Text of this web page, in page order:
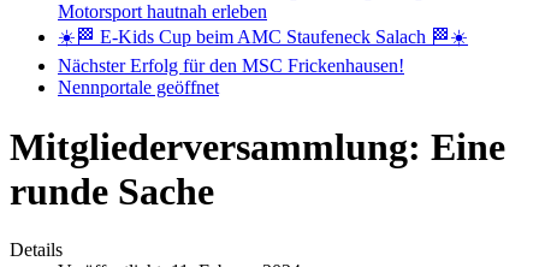
Motorsport hautnah erleben
☀️🏁 E-Kids Cup beim AMC Staufeneck Salach 🏁☀️
Nächster Erfolg für den MSC Frickenhausen!
Nennportale geöffnet
Mitgliederversammlung: Eine
runde Sache
Details